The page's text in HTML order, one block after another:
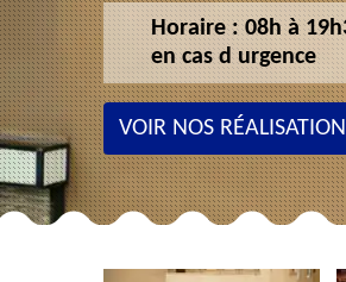
Horaire : 08h à
en cas d urgence
VOIR NOS